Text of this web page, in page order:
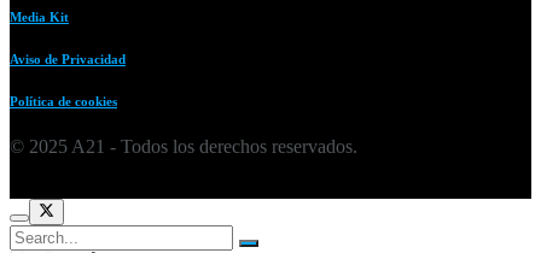
Media Kit
Aviso de Privacidad
Política de cookies
© 2025 A21 - Todos los derechos reservados.